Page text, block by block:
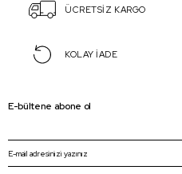
ÜCRETSİZ KARGO
KOLAY İADE
E-bültene abone ol